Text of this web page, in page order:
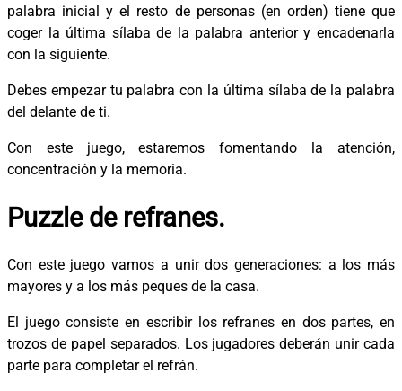
palabra inicial y el resto de personas (en orden) tiene que
coger la última sílaba de la palabra anterior y encadenarla
con la siguiente.
Debes empezar tu palabra con la última sílaba de la palabra
del delante de ti.
Con este juego, estaremos fomentando la atención,
concentración y la memoria.
Puzzle de refranes.
Con este juego vamos a unir dos generaciones: a los más
mayores y a los más peques de la casa.
El juego consiste en escribir los refranes en dos partes, en
trozos de papel separados. Los jugadores deberán unir cada
parte para completar el refrán.